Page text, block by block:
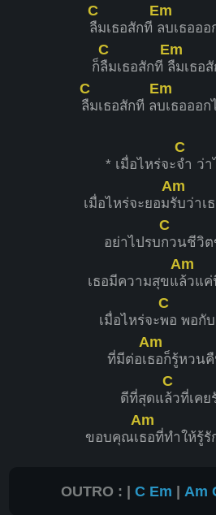
C
ลืมเธอสักที
Em
ลบเธอออ
ก็
C
ลืมเธอสักที
Em
ลืมเธอ
C
ลืมเธอสักที ล
Em
บเธอออก
* เมื่อไหร่จะ
C
จำ ว่า
เมื่อไหร่จะยอม
Am
รับว่าเ
อย่าไปรบ
C
กวนชีวิต
เธอมีความสุขแ
Am
ล้วแค่
เมื่อไหร่จะ
C
พอ พอกั
ที่มีต่อเ
Am
ธอก็รู้หวน
ดีที่สุดแ
C
ล้วที่เคย
ขอบคุณเ
Am
ธอที่ทำให้รู้รั
OUTRO : | C Em | Am